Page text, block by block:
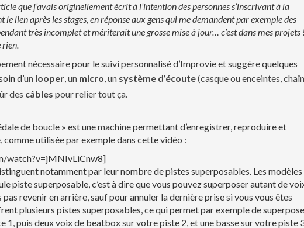
que j’avais originellement écrit à l’intention des personnes s’inscrivant à la
le lien après les stages, en réponse aux gens qui me demandent par exemple des
très incomplet et mériterait une grosse mise à jour… c’est dans mes projets
rien.
nécessaire pour le suivi personnalisé d’Improvie et suggère quelques
d’un looper, un micro, un système d’écoute(casque ou enceintes,
des câbles pour relier tout ça.
de boucle » est une machine permettant d’enregistrer, reproduire et
utilisée par exemple dans cette vidéo :
watch?v=jMNIvLiCnw8]
notamment par leur nombre de pistes superposables. Les modèles
piste superposable, c’est à dire que vous pouvez superposer autant de
revenir en arrière, sauf pour annuler la dernière prise si vous vous êtes
plusieurs pistes superposables, ce qui permet par exemple de
1, puis deux voix de beatbox sur votre piste 2, et une basse sur votre piste